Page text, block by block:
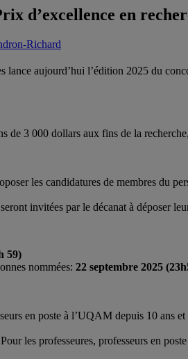
d’excellence en
Richard
lance aujourd’hui l’édition 2025 du
de 3 000 dollars aux fins de la
les candidatures de membres du
invitées par le décanat à déposer
59)
nommées: 22 septembre 2025
en poste à l’UQAM depuis 10 ans
les professeures, professeurs en